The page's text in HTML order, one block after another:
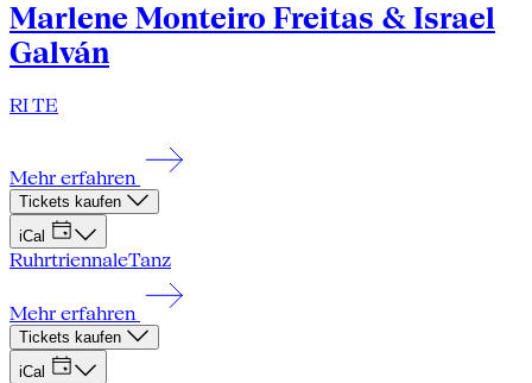
Marlene Monteiro Freitas & Israel
Galván
RI TE
Mehr erfahren
Tickets kaufen
iCal
RuhrtriennaleTanz
Mehr erfahren
Tickets kaufen
iCal